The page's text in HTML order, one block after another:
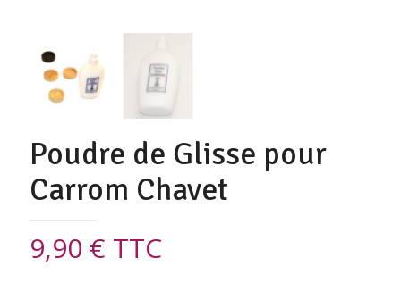
Poudre de Glisse pour
Carrom Chavet
9,90 € TTC